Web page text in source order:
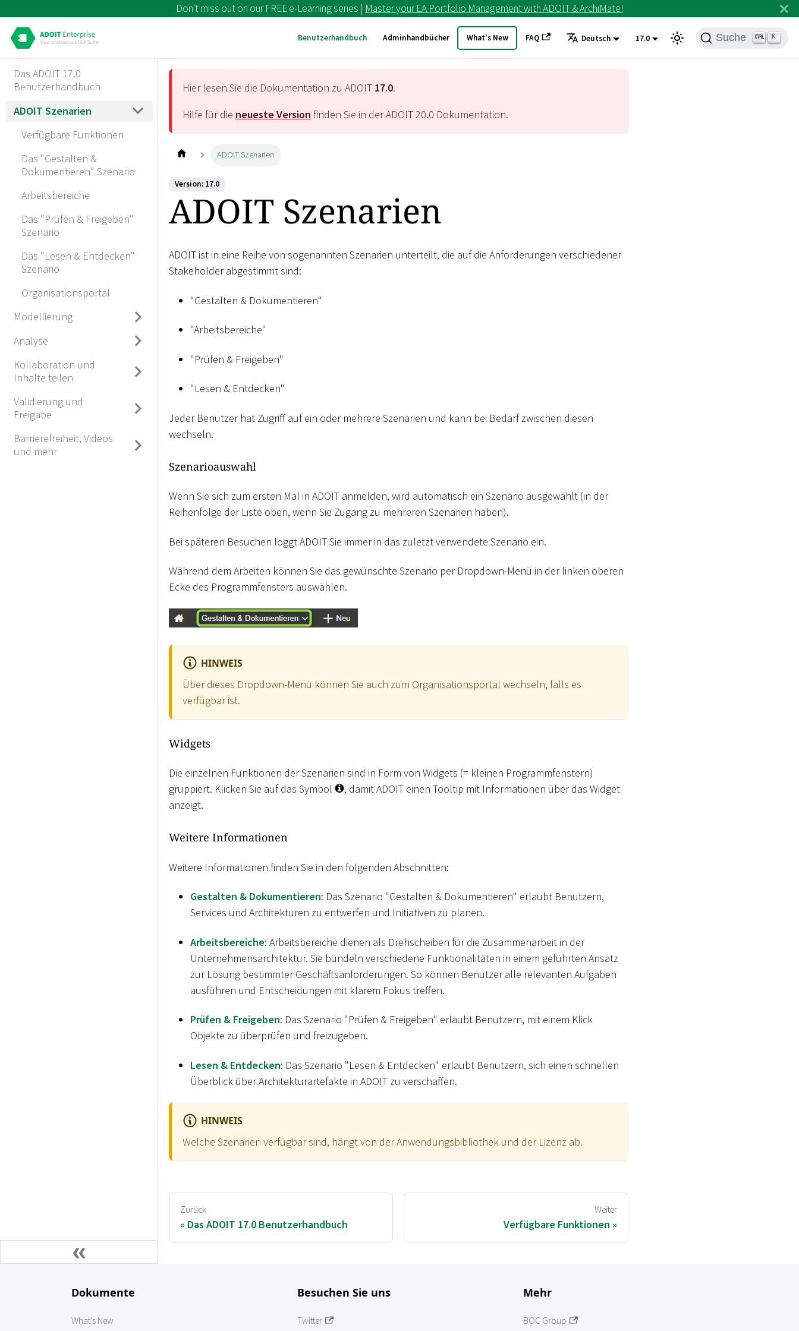
Don't miss out on our FREE e-Learning series | Master your EA Portfolio Management with ADOIT & ArchiMate!
Benutzerhandbuch Adminhandbücher What's New FAQ Deutsch 17.0 Suche K
Das ADOIT 17.0
Benutzerhandbuch
ADOIT Szenarien
Verfügbare Funktionen
Das "Gestalten &
Dokumentieren" Szenario
Arbeitsbereiche
Das "Prüfen & Freigeben"
Szenario
Das "Lesen & Entdecken"
Szenario
Organisationsportal
Modellierung
Analyse
Kollaboration und
Inhalte teilen
Validierung und
Freigabe
Barrierefreiheit, Videos
und mehr
Hier lesen Sie die Dokumentation zu ADOIT 17.0.
Hilfe für die neueste Version finden Sie in der ADOIT20.0 Dokumentation.
ADOIT Szenarien
Version: 17.0
ADOIT Szenarien
ADOIT ist in eine Reihe von sogenannten Szenarien unterteilt, die auf die Anforderungen verschiedener
Stakeholder abgestimmt sind:
"Gestalten & Dokumentieren"
"Arbeitsbereiche"
"Prüfen & Freigeben"
"Lesen & Entdecken"
Jeder Benutzer hat Zugriff auf ein oder mehrere Szenarien und kann bei Bedarf zwischen diesen
wechseln.
Szenarioauswahl
Wenn Sie sich zum ersten Mal in ADOIT anmelden, wird automatisch ein Szenario ausgewählt (in der
Reihenfolge der Liste oben, wenn Sie Zugang zu mehreren Szenarien haben).
Bei späteren Besuchen loggt ADOIT Sie immer in das zuletzt verwendete Szenario ein.
Während dem Arbeiten können Sie das gewünschte Szenario per Dropdown-Menü in der linken oberen
Ecke des Programmfensters auswählen.
HINWEIS
Über dieses Dropdown-Menü können Sie auch zum Organisationsportal wechseln, falls es
verfügbar ist.
Widgets
Die einzelnen Funktionen der Szenarien sind in Form von Widgets (= kleinen Programmfenstern)
gruppiert. Klicken Sie auf das Symbol
, damit ADOIT einen Tooltip mit Informationen über das Widget
anzeigt.
Weitere Informationen
Weitere Informationen finden Sie in den folgenden Abschnitten:
Gestalten & Dokumentieren: Das Szenario "Gestalten & Dokumentieren" erlaubt Benutzern,
Services und Architekturen zu entwerfen und Initiativen zu planen.
Arbeitsbereiche: Arbeitsbereiche dienen als Drehscheiben für die Zusammenarbeit in der
Unternehmensarchitektur. Sie bündeln verschiedene Funktionalitäten in einem geführten Ansatz
zur Lösung bestimmter Geschäftsanforderungen. So können Benutzer alle relevanten Aufgaben
ausführen und Entscheidungen mit klarem Fokus treffen.
Prüfen & Freigeben: Das Szenario "Prüfen & Freigeben" erlaubt Benutzern, mit einem Klick
Objekte zu überprüfen und freizugeben.
Lesen & Entdecken: Das Szenario "Lesen & Entdecken" erlaubt Benutzern, sich einen schnellen
Überblick über Architekturartefakte in ADOIT zu verschaffen.
HINWEIS
Welche Szenarien verfügbar sind, hängt von der Anwendungsbibliothek und der Lizenz ab.
Zurück
Das ADOIT 17.0 Benutzerhandbuch
Weiter
Verfügbare Funktionen
Dokumente
What's New
Besuchen Sie uns
Twitter
Mehr
BOC Group